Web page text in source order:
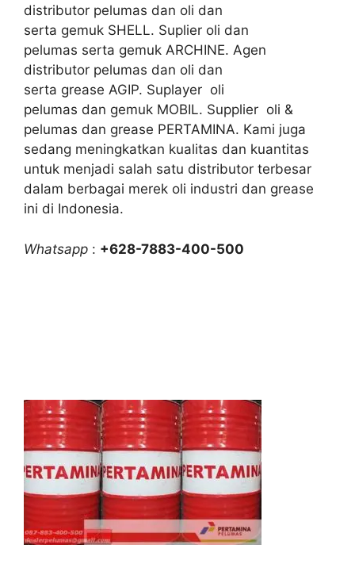
distributor pelumas dan oli dan
serta gemuk SHELL. Suplier oli dan
pelumas serta gemuk ARCHINE. Agen
distributor pelumas dan oli dan
serta grease AGIP. Suplayer oli
pelumas dan gemuk MOBIL. Supplier oli &
pelumas dan grease PERTAMINA. Kami juga
sedang meningkatkan kualitas dan kuantitas
untuk menjadi salah satu distributor terbesar
dalam berbagai merek oli industri dan grease
ini di Indonesia.
Whatsapp : +628-7883-400-500